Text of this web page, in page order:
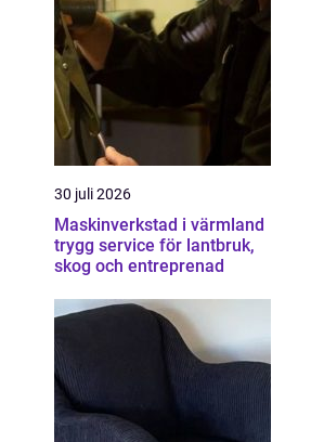
30 juli 2026
Maskinverkstad i värmland
trygg service för lantbruk,
skog och entreprenad